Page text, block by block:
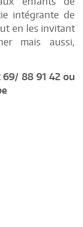
intégrante de
en les invitant
mais aussi,
69/ 88 91 42 ou